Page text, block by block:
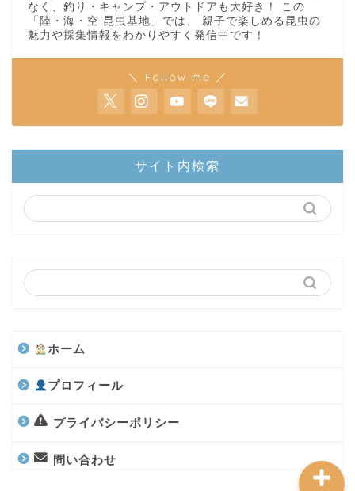
なく、釣り・キャンプ・アウトドアも大好き！ この
「陸・海・空 昆虫基地」では、 親子で楽しめる昆虫の
魅力や採集情報をわかりやすく発信中です！
＼ Follow me ／
サイト内検索
ホーム
プロフィール
プライバシーポリシー
問い合わせ
陸上部隊
世界のカブトムシ